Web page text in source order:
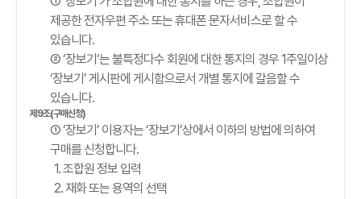
제공한 전자우편 주소 또는 휴대폰 문자서비스로 할 수
있습니다.
② ‘장보기’는 불특정다수 회원에 대한 통지의 경우 1주일이상
‘장보기’ 게시판에 게시함으로서 개별 통지에 갈음할 수
있습니다.
제9조(구매신청)
① ‘장보기’ 이용자는 ‘장보기’상에서 이하의 방법에 의하여
구매를 신청합니다.
1. 조합원 정보 입력
2. 재화 또는 용역의 선택